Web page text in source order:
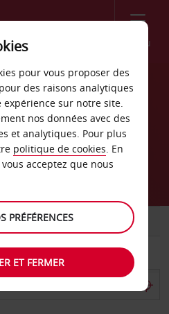
Menu
de
UTILITAIRE
pour vous proposer des
des raisons analytiques
sur notre site.
nos données avec des
et analytiques. Pour plus
politique de cookies. En
vous acceptez que nous
PRÉFÉRENCES
ET FERMER